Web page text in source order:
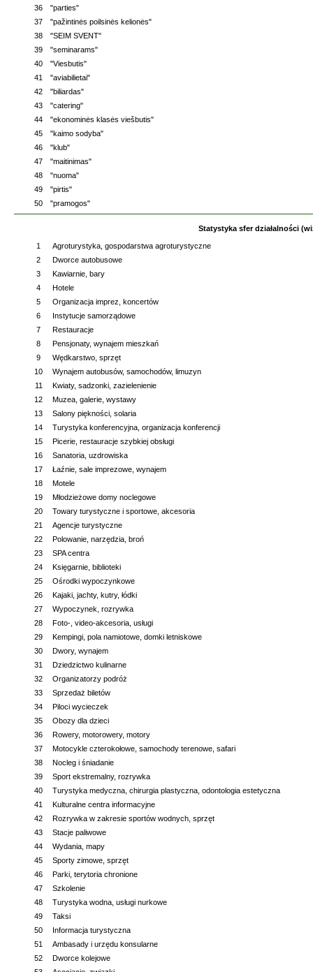
36
"parties"
37
"pažintinės poilsinės kelionės"
38
"SEIM SVENT"
39
"seminarams"
40
"Viesbutis"
41
"aviabilietai"
42
"biliardas"
43
"catering"
44
"ekonominės klasės viešbutis"
45
"kaimo sodyba"
46
"klub"
47
"maitinimas"
48
"nuoma"
49
"pirtis"
50
"pramogos"
Statystyka sfer działalności
1
Agroturystyka, gospodarstwa agroturystyczne
2
Dworce autobusowe
3
Kawiarnie, bary
4
Hotele
5
Organizacja imprez, koncertów
6
Instytucje samorządowe
7
Restauracje
8
Pensjonaty, wynajem mieszkań
9
Wędkarstwo, sprzęt
10
Wynajem autobusów, samochodów, limuzyn
11
Kwiaty, sadzonki, zazielenienie
12
Muzea, galerie, wystawy
13
Salony piękności, solaria
14
Turystyka konferencyjna, organizacja konferencji
15
Picerie, restauracje szybkiej obsługi
16
Sanatoria, uzdrowiska
17
Łaźnie, sale imprezowe, wynajem
18
Motele
19
Młodzieżowe domy noclegowe
20
Towary turystyczne i sportowe, akcesoria
21
Agencje turystyczne
22
Polowanie, narzędzia, broń
23
SPA centra
24
Księgarnie, biblioteki
25
Ośrodki wypoczynkowe
26
Kajaki, jachty, kutry, łódki
27
Wypoczynek, rozrywka
28
Foto-, video-akcesoria, usługi
29
Kempingi, pola namiotowe, domki letniskowe
30
Dwory, wynajem
31
Dziedzictwo kulinarne
32
Organizatorzy podróż
33
Sprzedaż biletów
34
Piloci wycieczek
35
Obozy dla dzieci
36
Rowery, motorowery, motory
37
Motocykle czterokołowe, samochody terenowe, safari
38
Nocleg i śniadanie
39
Sport ekstremalny, rozrywka
40
Turystyka medyczna, chirurgia plastyczna, odontologia estetyczna
41
Kulturalne centra informacyjne
42
Rozrywka w zakresie sportów wodnych, sprzęt
43
Stacje paliwowe
44
Wydania, mapy
45
Sporty zimowe, sprzęt
46
Parki, terytoria chronione
47
Szkolenie
48
Turystyka wodna, usługi nurkowe
49
Taksi
50
Informacja turystyczna
51
Ambasady i urzędu konsularne
52
Dworce kolejowe